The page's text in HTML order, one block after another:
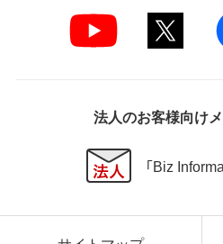
法人のお客様向け
「Biz